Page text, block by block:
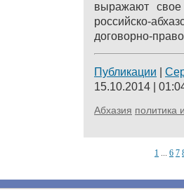
выражают свое
российско-
договорно-
Публикации
15.10.2014 |
Абхазия политика
1 ... 6 7